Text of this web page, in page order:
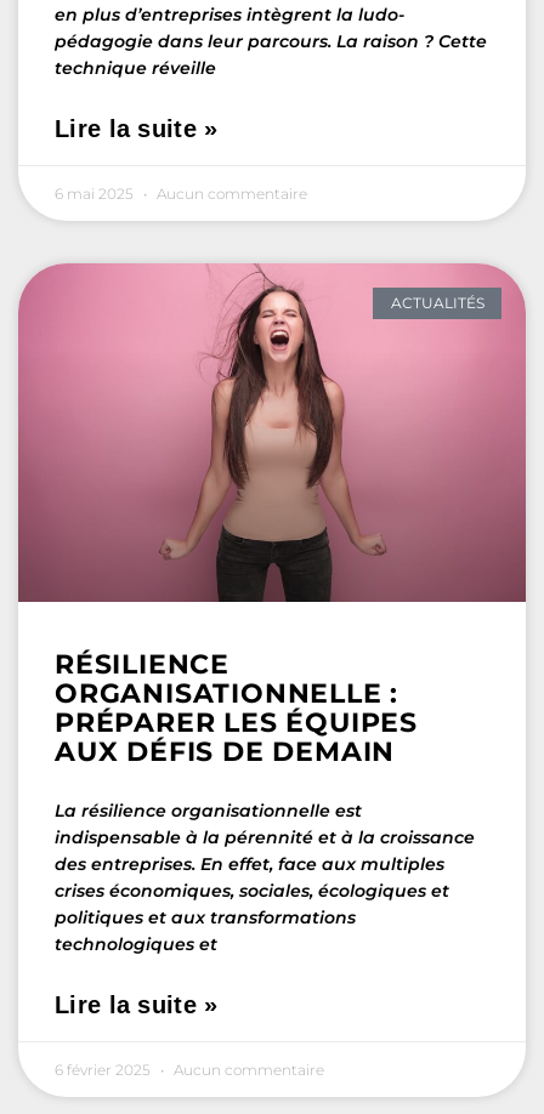
en plus d’entreprises intègrent la ludo-
pédagogie dans leur parcours. La raison ? Cette
technique réveille
Lire la suite »
6 mai 2025 Aucun commentaire
ACTUALITÉS
RÉSILIENCE
ORGANISATIONNELLE :
PRÉPARER LES ÉQUIPES
AUX DÉFIS DE DEMAIN
La résilience organisationnelle est
indispensable à la pérennité et à la croissance
des entreprises. En effet, face aux multiples
crises économiques, sociales, écologiques et
politiques et aux transformations
technologiques et
Lire la suite »
6 février 2025 Aucun commentaire